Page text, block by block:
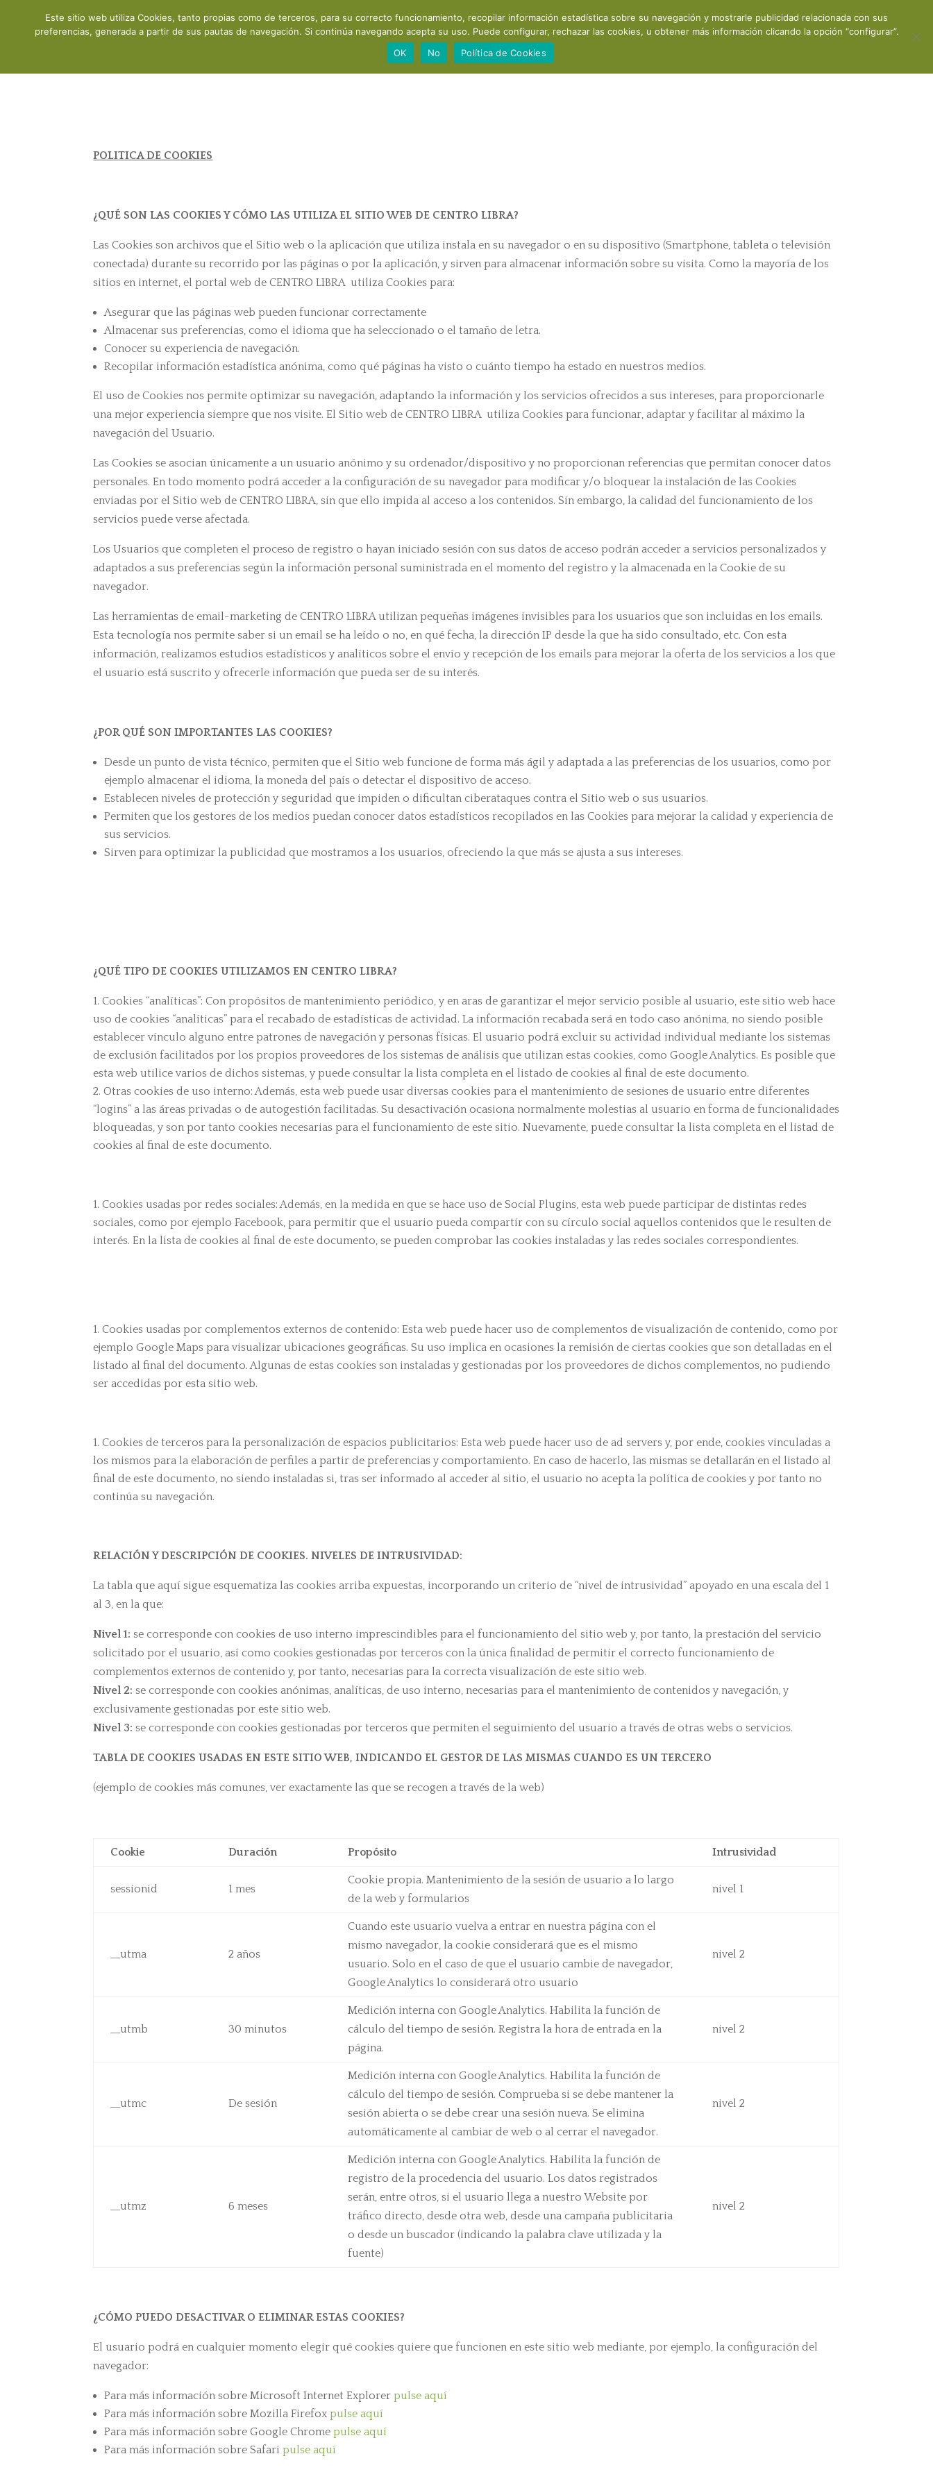
Inicio Acerca de mí Consultas y cursos Productos Recomendaciones Contacto Mi cuenta
POLITICA DE COOKIES
¿QUÉ SON LAS COOKIES Y CÓMO LAS UTILIZA EL SITIO WEB DE CENTRO LIBRA?
Las Cookies son archivos que el Sitio web o la aplicación que utiliza instala en su navegador o en su dispositivo (Smartphone, tableta o televisión
conectada) durante su recorrido por las páginas o por la aplicación, y sirven para almacenar información sobre su visita. Como la mayoría de los
sitios en internet, el portal web de CENTRO LIBRA utiliza Cookies para:
Asegurar que las páginas web pueden funcionar correctamente
Almacenar sus preferencias, como el idioma que ha seleccionado o el tamaño de letra.
Conocer su experiencia de navegación.
Recopilar información estadística anónima, como qué páginas ha visto o cuánto tiempo ha estado en nuestros medios.
El uso de Cookies nos permite optimizar su navegación, adaptando la información y los servicios ofrecidos a sus intereses, para proporcionarle
una mejor experiencia siempre que nos visite. El Sitio web de CENTRO LIBRA utiliza Cookies para funcionar, adaptar y facilitar al máximo la
navegación del Usuario.
Las Cookies se asocian únicamente a un usuario anónimo y su ordenador/dispositivo y no proporcionan referencias que permitan conocer datos
personales. En todo momento podrá acceder a la configuración de su navegador para modificar y/o bloquear la instalación de las Cookies
enviadas por el Sitio web de CENTRO LIBRA, sin que ello impida al acceso a los contenidos. Sin embargo, la calidad del funcionamiento de los
servicios puede verse afectada.
Los Usuarios que completen el proceso de registro o hayan iniciado sesión con sus datos de acceso podrán acceder a servicios personalizados y
adaptados a sus preferencias según la información personal suministrada en el momento del registro y la almacenada en la Cookie de su
navegador.
Las herramientas de email-marketing de CENTRO LIBRA utilizan pequeñas imágenes invisibles para los usuarios que son incluidas en los emails.
Esta tecnología nos permite saber si un email se ha leído o no, en qué fecha, la dirección IP desde la que ha sido consultado, etc. Con esta
información, realizamos estudios estadísticos y analíticos sobre el envío y recepción de los emails para mejorar la oferta de los servicios a los que
el usuario está suscrito y ofrecerle información que pueda ser de su interés.
¿POR QUÉ SON IMPORTANTES LAS COOKIES?
Desde un punto de vista técnico, permiten que el Sitio web funcione de forma más ágil y adaptada a las preferencias de los usuarios, como por
ejemplo almacenar el idioma, la moneda del país o detectar el dispositivo de acceso.
Establecen niveles de protección y seguridad que impiden o dificultan ciberataques contra el Sitio web o sus usuarios.
Permiten que los gestores de los medios puedan conocer datos estadísticos recopilados en las Cookies para mejorar la calidad y experiencia de
sus servicios.
Sirven para optimizar la publicidad que mostramos a los usuarios, ofreciendo la que más se ajusta a sus intereses.
¿QUÉ TIPO DE COOKIES UTILIZAMOS EN CENTRO LIBRA?
Cookies “analíticas”: Con propósitos de mantenimiento periódico, y en aras de garantizar el mejor servicio posible al usuario, este sitio web hace
uso de cookies “analíticas” para el recabado de estadísticas de actividad. La información recabada será en todo caso anónima, no siendo posible
establecer vínculo alguno entre patrones de navegación y personas físicas. El usuario podrá excluir su actividad individual mediante los sistemas
de exclusión facilitados por los propios proveedores de los sistemas de análisis que utilizan estas cookies, como Google Analytics. Es posible que
esta web utilice varios de dichos sistemas, y puede consultar la lista completa en el listado de cookies al final de este documento.
Otras cookies de uso interno: Además, esta web puede usar diversas cookies para el mantenimiento de sesiones de usuario entre diferentes
“logins” a las áreas privadas o de autogestión facilitadas. Su desactivación ocasiona normalmente molestias al usuario en forma de funcionalidades
bloqueadas, y son por tanto cookies necesarias para el funcionamiento de este sitio. Nuevamente, puede consultar la lista completa en el listad de
cookies al final de este documento.
Cookies usadas por redes sociales: Además, en la medida en que se hace uso de Social Plugins, esta web puede participar de distintas redes
sociales, como por ejemplo Facebook, para permitir que el usuario pueda compartir con su círculo social aquellos contenidos que le resulten de
interés. En la lista de cookies al final de este documento, se pueden comprobar las cookies instaladas y las redes sociales correspondientes.
Cookies usadas por complementos externos de contenido: Esta web puede hacer uso de complementos de visualización de contenido, como por
ejemplo Google Maps para visualizar ubicaciones geográficas. Su uso implica en ocasiones la remisión de ciertas cookies que son detalladas en el
listado al final del documento. Algunas de estas cookies son instaladas y gestionadas por los proveedores de dichos complementos, no pudiendo
ser accedidas por esta sitio web.
Cookies de terceros para la personalización de espacios publicitarios: Esta web puede hacer uso de ad servers y, por ende, cookies vinculadas a
los mismos para la elaboración de perfiles a partir de preferencias y comportamiento. En caso de hacerlo, las mismas se detallarán en el listado al
final de este documento, no siendo instaladas si, tras ser informado al acceder al sitio, el usuario no acepta la política de cookies y por tanto no
continúa su navegación.
RELACIÓN Y DESCRIPCIÓN DE COOKIES. NIVELES DE INTRUSIVIDAD:
La tabla que aquí sigue esquematiza las cookies arriba expuestas, incorporando un criterio de “nivel de intrusividad” apoyado en una escala del 1
al 3, en la que:
Nivel 1: se corresponde con cookies de uso interno imprescindibles para el funcionamiento del sitio web y, por tanto, la prestación del servicio
solicitado por el usuario, así como cookies gestionadas por terceros con la única finalidad de permitir el correcto funcionamiento de
complementos externos de contenido y, por tanto, necesarias para la correcta visualización de este sitio web.
Nivel 2: se corresponde con cookies anónimas, analíticas, de uso interno, necesarias para el mantenimiento de contenidos y navegación, y
exclusivamente gestionadas por este sitio web.
Nivel 3: se corresponde con cookies gestionadas por terceros que permiten el seguimiento del usuario a través de otras webs o servicios.
TABLA DE COOKIES USADAS EN ESTE SITIO WEB, INDICANDO EL GESTOR DE LAS MISMAS CUANDO ES UN TERCERO
(ejemplo de cookies más comunes, ver exactamente las que se recogen a través de la web)
Cookie Duración Propósito Intrusividad
sessionid 1 mes
Cookie propia. Mantenimiento de la sesión de usuario a lo largo
de la web y formularios
nivel 1
__utma 2 años
Cuando este usuario vuelva a entrar en nuestra página con el
mismo navegador, la cookie considerará que es el mismo
usuario. Solo en el caso de que el usuario cambie de navegador,
Google Analytics lo considerará otro usuario
nivel 2
__utmb 30 minutos
Medición interna con Google Analytics. Habilita la función de
cálculo del tiempo de sesión. Registra la hora de entrada en la
página.
nivel 2
__utmc De sesión
Medición interna con Google Analytics. Habilita la función de
cálculo del tiempo de sesión. Comprueba si se debe mantener la
sesión abierta o se debe crear una sesión nueva. Se elimina
automáticamente al cambiar de web o al cerrar el navegador.
nivel 2
__utmz 6 meses
Medición interna con Google Analytics. Habilita la función de
registro de la procedencia del usuario. Los datos registrados
serán, entre otros, si el usuario llega a nuestro Website por
tráfico directo, desde otra web, desde una campaña publicitaria
o desde un buscador (indicando la palabra clave utilizada y la
fuente)
nivel 2
¿CÓMO PUEDO DESACTIVAR O ELIMINAR ESTAS COOKIES?
El usuario podrá en cualquier momento elegir qué cookies quiere que funcionen en este sitio web mediante, por ejemplo, la configuración del
navegador:
Para más información sobre Microsoft Internet Explorerpulse aquí
Para más información sobre Mozilla Firefoxpulse aquí
Para más información sobre Google Chromepulse aquí
Para más información sobre Safaripulse aquí
Este sitio web utiliza Cookies, tanto propias como de terceros, para su correcto funcionamiento, recopilar información estadística sobre su navegación y mostrarle publicidad relacionada con sus
preferencias, generada a partir de sus pautas de navegación. Si continúa navegando acepta su uso. Puede configurar, rechazar las cookies, u obtener más información clicando la opción “configurar”.
OK
No Política de Cookies